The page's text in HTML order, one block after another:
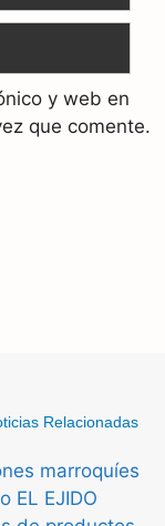
y web en
que comente.
Relacionadas